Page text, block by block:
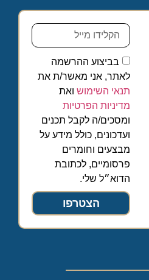
בביצוע ההרשמה
לאתר, אני מאשר/ת את
תנאי השימוש ואת
מדיניות הפרטיות
ומסכים/ה לקבל תכנים
ועדכונים, כולל מידע על
מבצעים וחומרים
פרסומיים, לכתובת
הדוא״ל שלי.
הצטרפו